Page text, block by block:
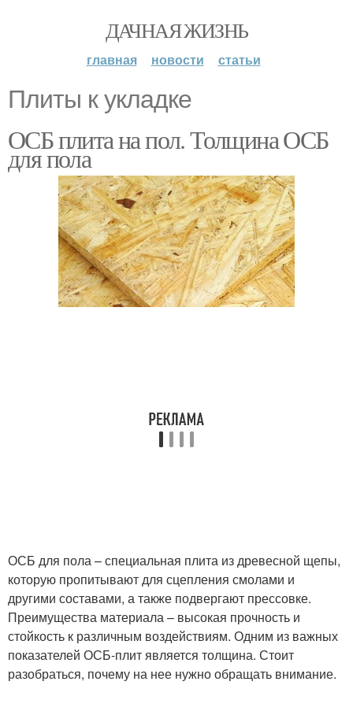
ДАЧНАЯ ЖИЗНЬ
главная новости статьи
Плиты к укладке
ОСБ плита на пол. Толщина ОСБ
для пола
ОСБ для пола – специальная плита из древесной щепы,
которую пропитывают для сцепления смолами и
другими составами, а также подвергают прессовке.
Преимущества материала – высокая прочность и
стойкость к различным воздействиям. Одним из важных
показателей ОСБ-плит является толщина. Стоит
разобраться, почему на нее нужно обращать внимание.